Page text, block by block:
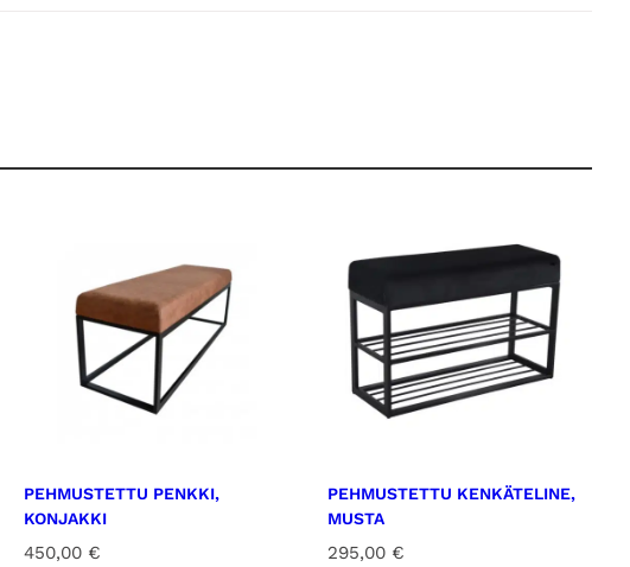
a
PEHMUSTETTU PENKKI,
KONJAKKI
450,00 €
PEHMUSTETTU KENKÄTELINE,
MUSTA
295,00 €